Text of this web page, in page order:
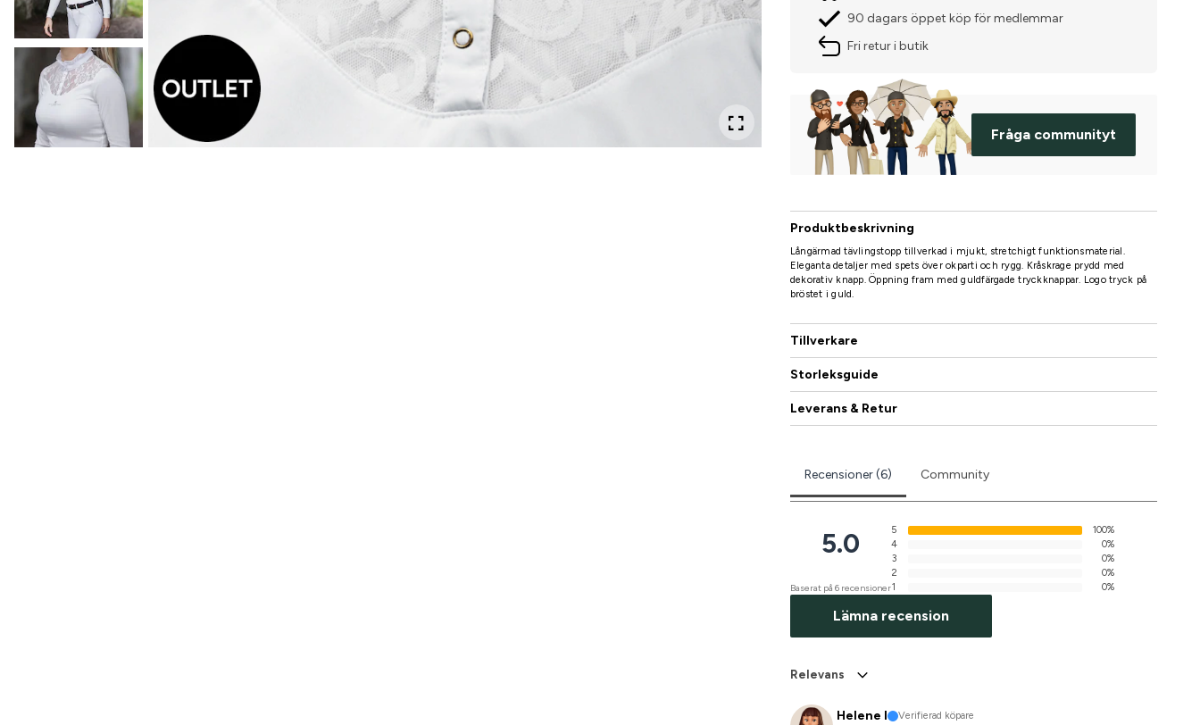
90 dagars öppet köp för medlemmar
Fri retur i butik
Fråga communityt
Produktbeskrivning
Långärmad tävlingstopp tillverkad i mjukt, stretchigt funktionsmaterial.
Eleganta detaljer med spets över okparti och rygg. Kråskrage prydd med
dekorativ knapp. Öppning fram med guldfärgade tryckknappar. Logo tryck på
bröstet i guld.
Tillverkare
Storleksguide
Leverans & Retur
Recensioner (6) Community
5.0
Baserat på 6 recensioner
5
100%
4
0%
3
0%
2
0%
1
0%
Lämna recension
Relevans
Helene I
Verifierad köpare